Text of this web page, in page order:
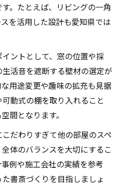
。たとえば、リビングの一角
を活用した設計も愛知県では
ントとして、窓の位置や採
活音を遮断する壁材の選定が
用途変更や趣味の拡充も見据
動式の棚を取り入れること
間となります。
だわりすぎて他の部屋のスペ
体のバランスを大切にするこ
例や施工会社の実績を参考
書斎づくりを目指しましょ